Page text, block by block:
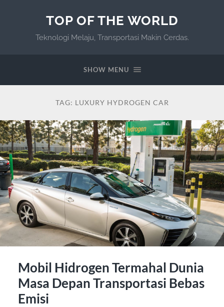
TOP OF THE WORLD
Teknologi Melaju, Transportasi Makin Cerdas.
SHOW MENU
TAG: LUXURY HYDROGEN CAR
Mobil Hidrogen Termahal Dunia
Masa Depan Transportasi Bebas
Emisi